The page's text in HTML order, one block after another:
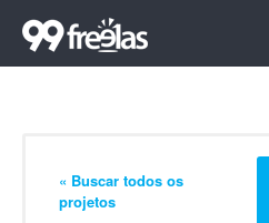
« Buscar todos os
projetos